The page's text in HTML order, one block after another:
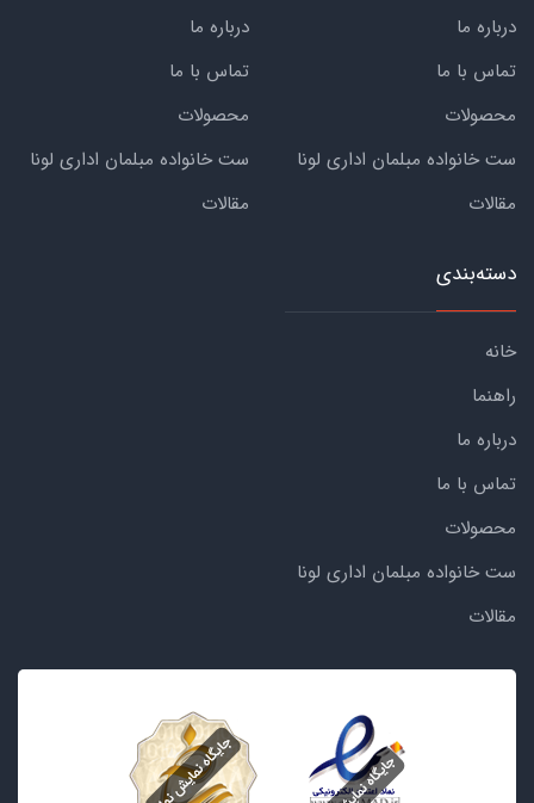
درباره ما
تماس با ما
محصولات
ست خانواده مبلمان اداری لونا
مقالات
درباره ما
تماس با ما
محصولات
ست خانواده مبلمان اداری لونا
مقالات
دسته‌بندی
خانه
راهنما
درباره ما
تماس با ما
محصولات
ست خانواده مبلمان اداری لونا
مقالات